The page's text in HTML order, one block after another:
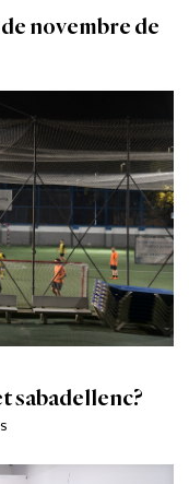
novembre de
sabadellenc?